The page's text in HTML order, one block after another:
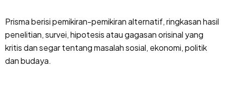
Prisma berisi pemikiran-pemikiran alternatif, ringkasan hasil
penelitian, survei, hipotesis atau gagasan orisinal yang
kritis dan segar tentang masalah sosial, ekonomi, politik
dan budaya.